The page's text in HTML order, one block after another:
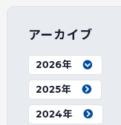
アーカイブ
2026年
2025年
2024年